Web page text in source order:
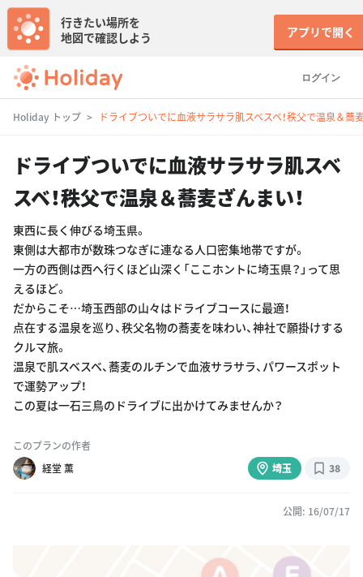
ログイン
行きたい場所を
地図で確認しよう
アプリで開く
Holiday トップ ドライブついでに血液サラサラ肌スベスベ！秩父で温泉＆蕎
ドライブついでに血液サラサラ肌スベ
スベ！秩父で温泉＆蕎麦ざんまい！
東西に長く伸びる埼玉県。
東側は大都市が数珠つなぎに連なる人口密集地帯ですが。
一方の西側は西へ行くほど山深く「ここホントに埼玉県？」って思
えるほど。
だからこそ…埼玉西部の山々はドライブコースに最適！
点在する温泉を巡り、秩父名物の蕎麦を味わい、神社で願掛けする
クルマ旅。
温泉で肌スベスベ、蕎麦のルチンで血液サラサラ、パワースポット
で運勢アップ！
この夏は一石三鳥のドライブに出かけてみませんか？
このプランの作者
経堂 薫
埼玉 38
公開: 16/07/17